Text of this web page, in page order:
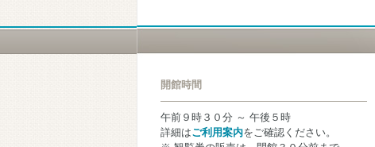
開館時間
午前９時３０分 ～ 午後５時
詳細はご利用案内をご確認ください。